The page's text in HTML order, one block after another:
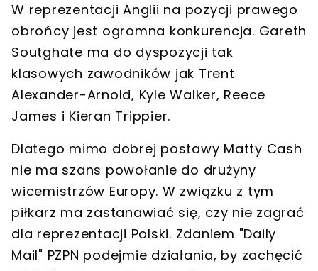
W reprezentacji Anglii na pozycji prawego
obrońcy jest ogromna konkurencja. Gareth
Soutghate ma do dyspozycji tak
klasowych zawodników jak Trent
Alexander-Arnold, Kyle Walker, Reece
James i Kieran Trippier.
Dlatego mimo dobrej postawy Matty Cash
nie ma szans powołanie do drużyny
wicemistrzów Europy. W związku z tym
piłkarz ma zastanawiać się, czy nie zagrać
dla reprezentacji Polski. Zdaniem "Daily
Mail" PZPN podejmie działania, by zachęcić